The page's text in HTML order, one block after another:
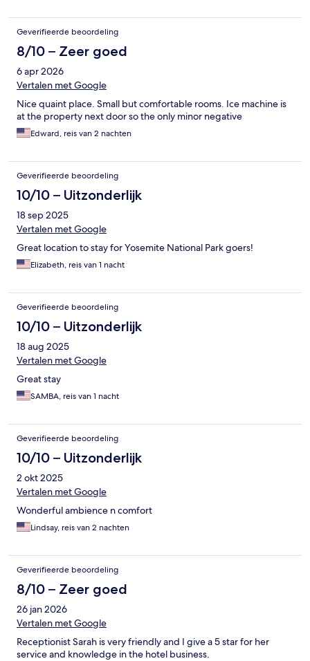
Geverifieerde beoordeling
8/10 – Zeer goed
6 apr 2026
Vertalen met Google
Nice quaint place. Small but comfortable rooms. Ice machine is
at the property next door so the only minor negative
Edward, reis van 2 nachten
Geverifieerde beoordeling
10/10 – Uitzonderlijk
18 sep 2025
Vertalen met Google
Great location to stay for Yosemite National Park goers!
Elizabeth, reis van 1 nacht
Geverifieerde beoordeling
10/10 – Uitzonderlijk
18 aug 2025
Vertalen met Google
Great stay
SAMBA, reis van 1 nacht
Geverifieerde beoordeling
10/10 – Uitzonderlijk
2 okt 2025
Vertalen met Google
Wonderful ambience n comfort
Lindsay, reis van 2 nachten
Geverifieerde beoordeling
8/10 – Zeer goed
26 jan 2026
Vertalen met Google
Receptionist Sarah is very friendly and I give a 5 star for her
service and knowledge in the hotel business.